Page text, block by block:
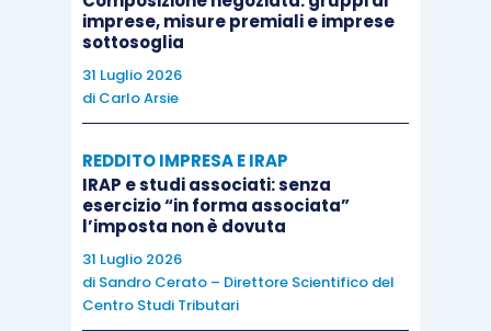
imprese, misure premiali e imprese
sottosoglia
31 Luglio 2026
di Carlo Arsie
REDDITO IMPRESA E IRAP
IRAP e studi associati: senza
esercizio “in forma associata”
l’imposta non è dovuta
31 Luglio 2026
di Sandro Cerato – Direttore Scientifico del
Centro Studi Tributari